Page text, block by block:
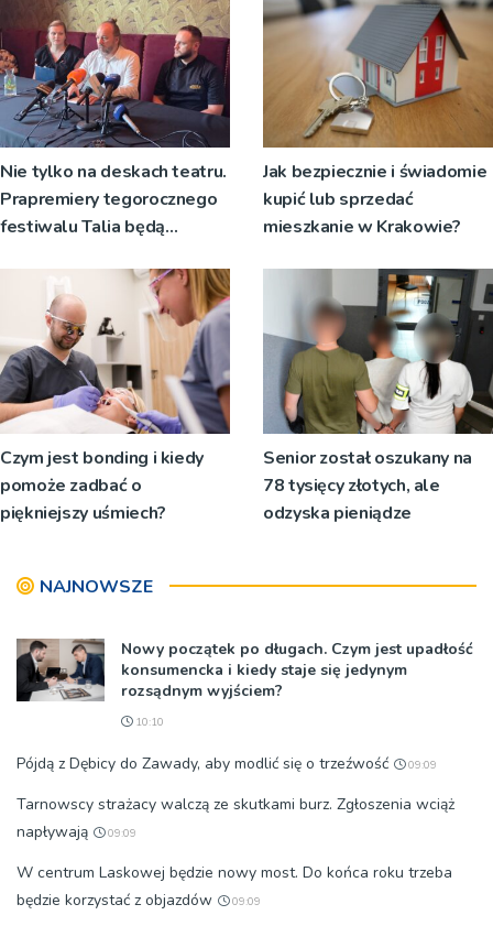
Nie tylko na deskach teatru.
Prapremiery tegorocznego
festiwalu Talia będą
niecodziennych
okolicznościach
Jak bezpiecznie i świadomie
kupić lub sprzedać
mieszkanie w Krakowie?
Czym jest bonding i kiedy
pomoże zadbać o
piękniejszy uśmiech?
Senior został oszukany na
78 tysięcy złotych, ale
odzyska pieniądze
NAJNOWSZE
Nowy początek po długach. Czym jest upadłość
konsumencka i kiedy staje się jedynym
rozsądnym wyjściem?
10:10
Pójdą z Dębicy do Zawady, aby modlić się o trzeźwość 09:09
Tarnowscy strażacy walczą ze skutkami burz. Zgłoszenia wciąż
napływają
09:09
W centrum Laskowej będzie nowy most. Do końca roku trzeba
będzie korzystać z objazdów
09:09